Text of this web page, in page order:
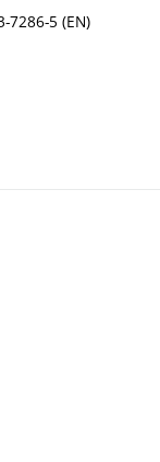
7286-5 (EN)